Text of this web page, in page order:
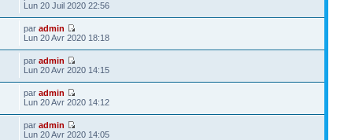
Lun 20 Juil 2020 22:56
paradmin
Lun 20 Avr 2020 18:18
paradmin
Lun 20 Avr 2020 14:15
paradmin
Lun 20 Avr 2020 14:12
paradmin
Lun 20 Avr 2020 14:05